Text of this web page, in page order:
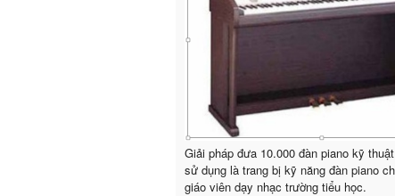
Giải pháp đưa 10.000 đàn piano kỹ
sử dụng là trang bị kỹ năng đàn piano
giáo viên dạy nhạc trường tiểu học.